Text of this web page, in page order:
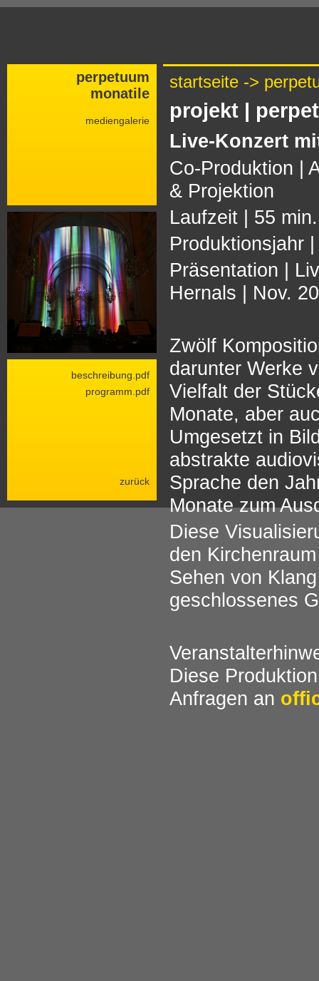
perpetuum
monatile
mediengalerie
beschreibung.pdf
programm.pdf
zurück
startseite ->
projekt |
Live-Konzert
Co-Produktion |
& Projektion
Laufzeit | 55 min.
Produktionsjahr
Präsentation |
Hernals | Nov.
Zwölf
darunter Werke
Vielfalt der
Monate, aber
Umgesetzt in
abstrakte
Sprache den
Monate zum
Diese
den
Sehen von
geschlossenes
Diese
Anfragen an